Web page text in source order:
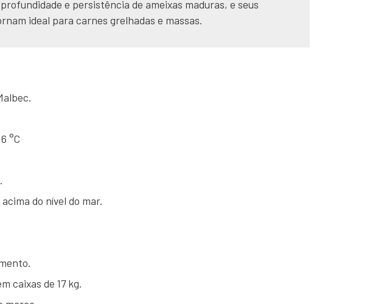
e persistência de ameixas maduras, e seus
ideal para carnes grelhadas e massas.
°C
do nível do mar.
caixas de 17 kg.